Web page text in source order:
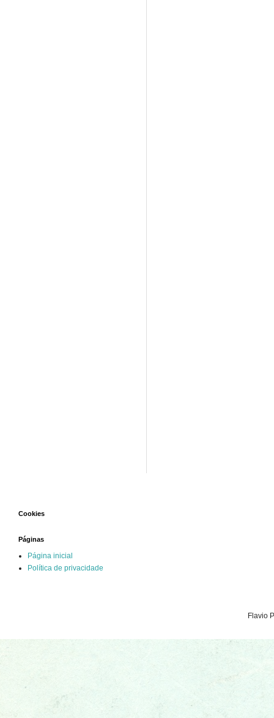
Cookies
Páginas
Página inicial
Política de privacidade
Flavio